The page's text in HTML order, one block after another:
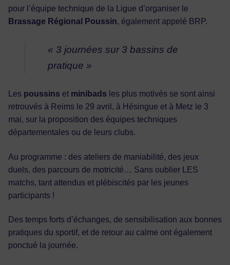
pour l’équipe technique de la Ligue d’organiser le
Brassage Régional Poussin, également appelé BRP.
« 3 journées sur 3 bassins de
pratique »
Les poussins et minibads les plus motivés se sont ainsi
retrouvés à Reims le 29 avril, à Hésingue et à Metz le 3
mai, sur la proposition des équipes techniques
départementales ou de leurs clubs.
Au programme : des ateliers de maniabilité, des jeux
duels, des parcours de motricité… Sans oublier LES
matchs, tant attendus et plébiscités par les jeunes
participants !
Des temps forts d’échanges, de sensibilisation aux bonnes
pratiques du sportif, et de retour au calme ont également
ponctué la journée.